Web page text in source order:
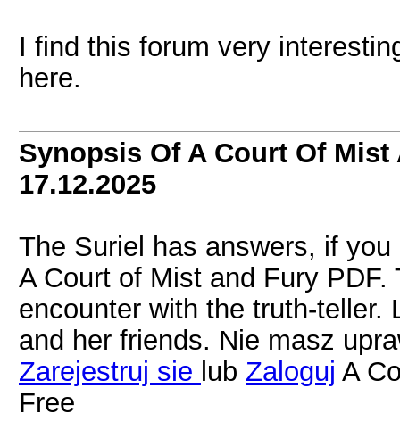
I find this forum very
here.
Synopsis Of A Court Of Mist
17.12.2025
The Suriel has answers, if
A Court of Mist and Fury
encounter with the truth-teller.
and her friends. Nie masz
Zarejestruj sie lub Zaloguj A
Free